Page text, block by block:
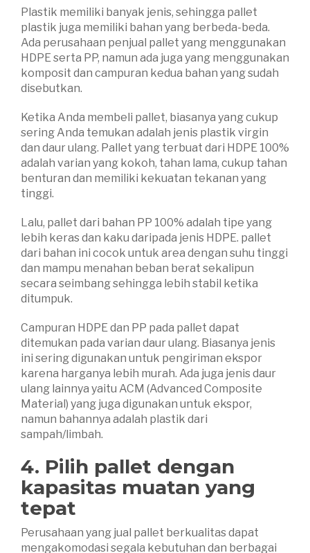
Plastik memiliki banyak jenis, sehingga pallet
plastik juga memiliki bahan yang berbeda-beda.
Ada perusahaan penjual pallet yang menggunakan
HDPE serta PP, namun ada juga yang menggunakan
komposit dan campuran kedua bahan yang sudah
disebutkan.
Ketika Anda membeli pallet, biasanya yang cukup
sering Anda temukan adalah jenis plastik virgin
dan daur ulang. Pallet yang terbuat dari HDPE 100%
adalah varian yang kokoh, tahan lama, cukup tahan
benturan dan memiliki kekuatan tekanan yang
tinggi.
Lalu, pallet dari bahan PP 100% adalah tipe yang
lebih keras dan kaku daripada jenis HDPE. pallet
dari bahan ini cocok untuk area dengan suhu tinggi
dan mampu menahan beban berat sekalipun
secara seimbang sehingga lebih stabil ketika
ditumpuk.
Campuran HDPE dan PP pada pallet dapat
ditemukan pada varian daur ulang. Biasanya jenis
ini sering digunakan untuk pengiriman ekspor
karena harganya lebih murah. Ada juga jenis daur
ulang lainnya yaitu ACM (Advanced Composite
Material) yang juga digunakan untuk ekspor,
namun bahannya adalah plastik dari
sampah/limbah.
4. Pilih pallet dengan
kapasitas muatan yang
tepat
Perusahaan yang jual pallet berkualitas dapat
mengakomodasi segala kebutuhan dan berbagai